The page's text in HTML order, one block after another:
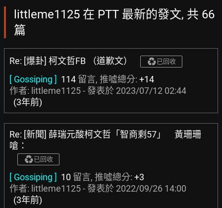
littleme1125 在 PTT 最新的發文, 共 66
篇
Re: [爆卦] 柯文哲FB （道歉文） 已回收
[ Gossiping ] 114 留言, 推噓總分: +14
作者: littleme1125 - 發表於 2023/07/12 02:44
(3年前)
Re: [新聞] 薛瑞元酸柯文哲「智商剩57」 黃珊珊
嗆：
已回收
[ Gossiping ] 10 留言, 推噓總分: +3
作者: littleme1125 - 發表於 2022/09/26 14:00
(3年前)